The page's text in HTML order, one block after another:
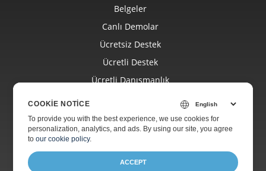
Belgeler
Canlı Demolar
Ücretsiz Destek
Ücretli Destek
Ücretli Danışmanlık
Web Siteleri
Hakkında
COOKIE NOTICE
To provide you with the best experience, we use cookies for
personalization, analytics, and ads. By using our site, you agree
toour cookie policy.
ACCEPT